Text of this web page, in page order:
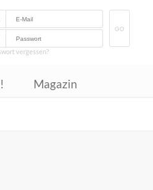
GO
vergessen?
Magazin